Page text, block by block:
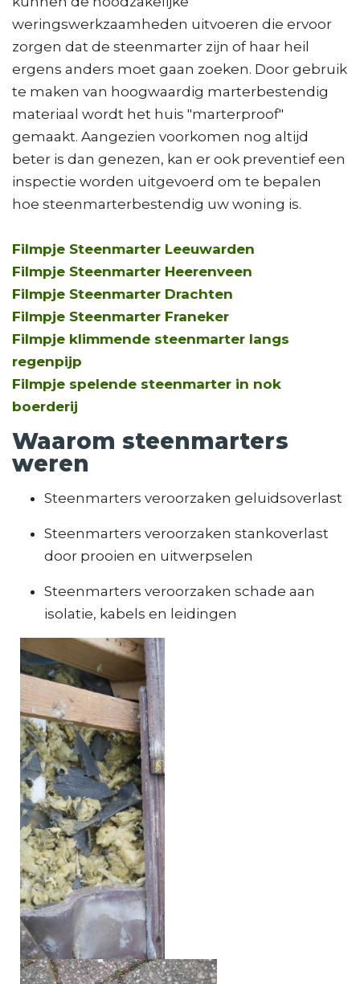
weringswerkzaamheden uitvoeren die ervoor
zorgen dat de steenmarter zijn of haar heil
ergens anders moet gaan zoeken. Door gebruik
te maken van hoogwaardig marterbestendig
materiaal wordt het huis "marterproof"
gemaakt. Aangezien voorkomen nog altijd
beter is dan genezen, kan er ook preventief een
inspectie worden uitgevoerd om te bepalen
hoe steenmarterbestendig uw woning is.
Filmpje Steenmarter Leeuwarden
Filmpje Steenmarter Heerenveen
Filmpje Steenmarter Drachten
Filmpje Steenmarter Franeker
Filmpje klimmende steenmarter langs
regenpijp
Filmpje spelende steenmarter in nok
boerderij
Waarom steenmarters
weren
Steenmarters veroorzaken geluidsoverlast
Steenmarters veroorzaken stankoverlast
door prooien en uitwerpselen
Steenmarters veroorzaken schade aan
isolatie, kabels en leidingen